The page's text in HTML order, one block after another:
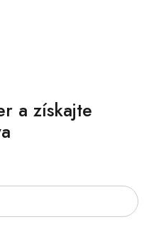
a získajte